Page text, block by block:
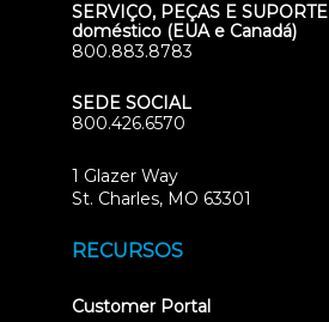
SERVIÇO, PEÇAS E SUPORTE
doméstico (EUA e Canadá)
800.883.8783
SEDE SOCIAL
800.426.6570
1 Glazer Way
St. Charles, MO 63301
RECURSOS
Customer Portal(opens